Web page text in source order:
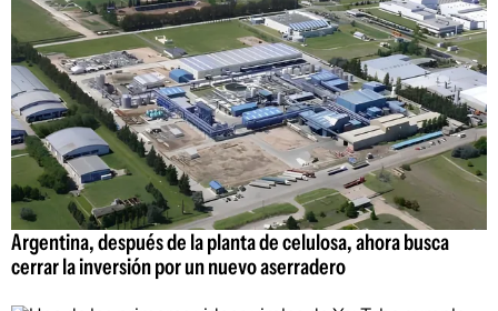
Argentina, después de la planta de celulosa, ahora busca
cerrar la inversión por un nuevo aserradero